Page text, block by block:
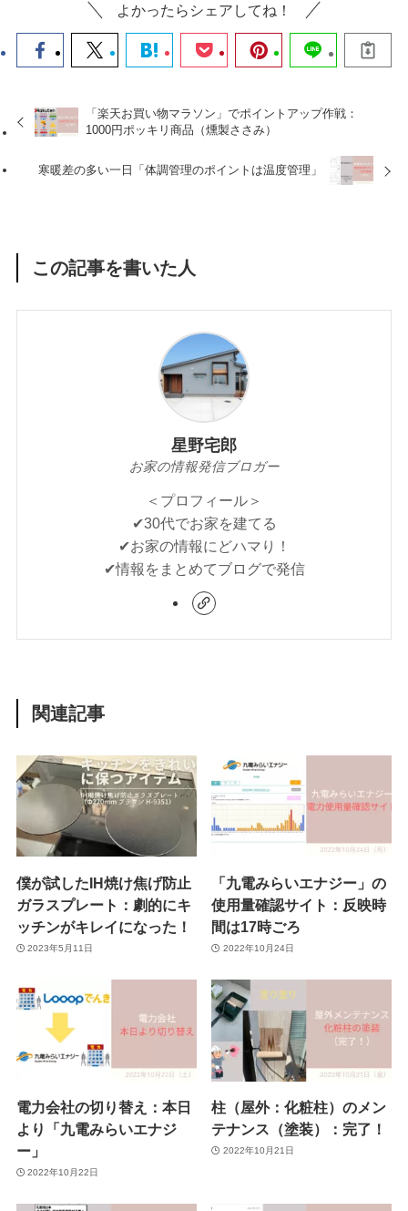
よかったらシェアしてね！
「楽天お買い物マラソン」でポイントアップ作戦：
1000円ポッキリ商品（燻製ささみ）
寒暖差の多い一日「体調管理のポイントは温度管理」
この記事を書いた人
星野宅郎
お家の情報発信ブロガー
＜プロフィール＞
✔︎30代でお家を建てる
✔︎お家の情報にどハマり！
✔︎情報をまとめてブログで発信
関連記事
僕が試したIH焼け焦げ防止
ガラスプレート：劇的にキ
ッチンがキレイになった！
2023年5月11日
「九電みらいエナジー」の
使用量確認サイト：反映時
間は17時ごろ
2022年10月24日
電力会社の切り替え：本日
より「九電みらいエナジ
ー」
2022年10月22日
柱（屋外：化粧柱）のメン
テナンス（塗装）：完了！
2022年10月21日